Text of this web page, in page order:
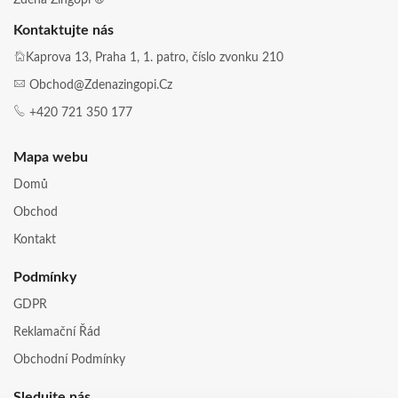
Kontaktujte nás
Kaprova 13, Praha 1, 1. patro, číslo zvonku 210
Obchod@zdenazingopi.cz
+420 721 350 177
Mapa webu
Domů
Obchod
Kontakt
Podmínky
GDPR
Reklamační Řád
Obchodní Podmínky